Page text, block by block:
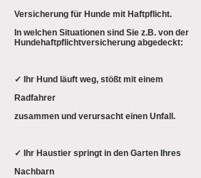
Versicherung für Hunde mit Haftpflicht.
In welchen Situationen sind Sie z.B. von der
Hundehaftpflichtversicherung abgedeckt:
✓ Ihr Hund läuft weg, stößt mit einem
Radfahrer
zusammen und verursacht einen Unfall.
✓ Ihr Haustier springt in den Garten Ihres
Nachbarn